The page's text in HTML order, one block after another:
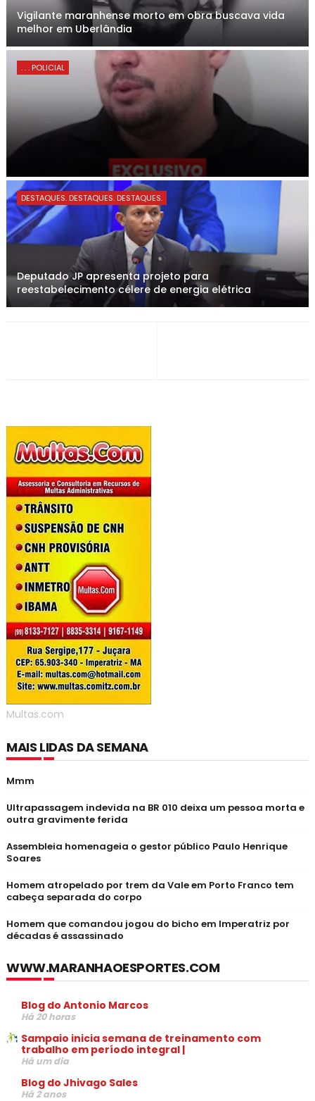
Vigilante maranhense morto em obra buscava vida
melhor em Uberlândia
. . . POLICIAL
DESTAQUES. DESTAQUES. DESTAQUES.
Deputado JP apresenta projeto para
reestabelecimento célere de energia elétrica
Multas.com
MAIS LIDAS DA SEMANA
Mmm
Ultrapassagem indevida na BR 010 deixa um pessoa morta e
outra gravimente ferida
Assembleia homenageia o gestor público Paulo Henrique
Soares
Homem atropelado por trem da Vale em Porto Franco tem
cabeça separada do corpo
Homem que comandou jogou do bicho em Imperatriz por
décadas é assassinado
WWW.MARANHAOESPORTES.COM
Blog do Antonio Marcos
Há 20 horas
Sampaio inicia semana de treinamento com
trabalho em período integral |
Há um dia
Blog do Jhivago Sales
Há 2 anos